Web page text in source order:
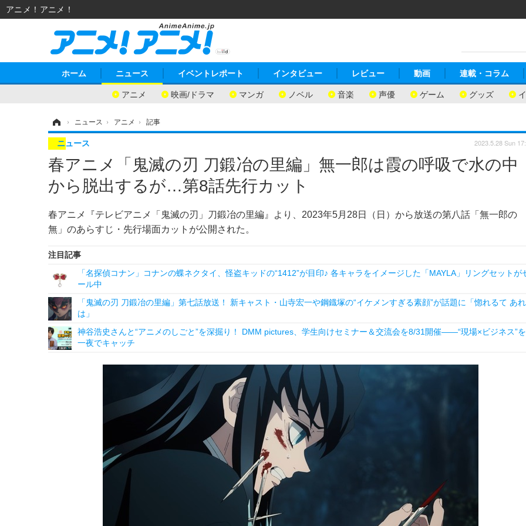
ホーム ニュース
アニメ 映画/ドラマ マンガ ノベル 音楽 声優 ゲーム グッズ
イベントレポート インタビュー レビュー 動画 連載・コラム
› ニュース › アニメ › 記事
春アニメ「鬼滅の刃 刀鍛冶の里編」無一郎は霞の呼吸で水の中
から脱出するが…第8話先行カット
春アニメ『テレビアニメ「鬼滅の刃」刀鍛冶の里編』より、2023年5月28日（日）から放送の第八話「無一郎の
無」のあらすじ・先行場面カットが公開された。
ニュース 2023.5.28 Sun
注目記事
「名探偵コナン」コナンの蝶ネクタイ、怪盗キッドの“1412”が目印♪ 各キャラをイメージした「MAYLA」リングセットが
ール中
「鬼滅の刃 刀鍛冶の里編」第七話放送！ 新キャスト・山寺宏一や鋼鐡塚の“イケメンすぎる素顔”が話題に「惚れるて あれ
は」
神谷浩史さんと“アニメのしごと”を深掘り！ DMM pictures、学生向けセミナー＆交流会を8/31開催――“現場×ビジネス”を
一夜でキャッチ
アニメ！アニメ！